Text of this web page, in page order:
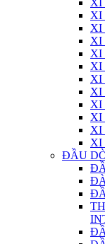
XI
XI
XI
XI
XI
XI
XI
XI
XI
XI
XI
XI
ĐẦU